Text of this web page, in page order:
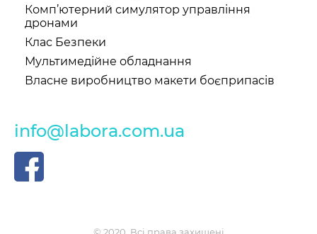
Комп’ютерний симулятор управління
дронами
Клас Безпеки
Мультимедійне обладнання
Власне виробництво макети боєприпасів
info@labora.com.ua